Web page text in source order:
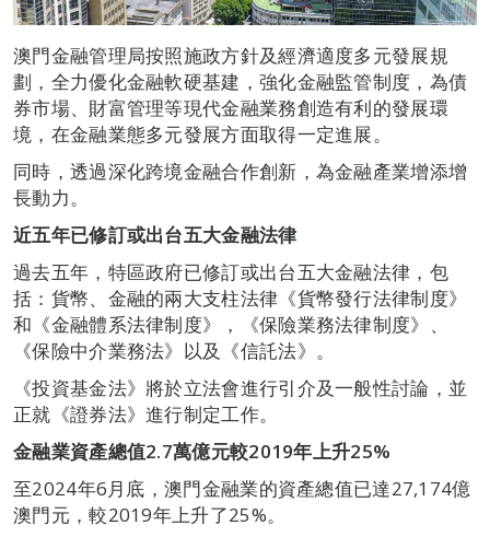
澳門金融管理局按照施政方針及經濟適度多元發展規
劃，全力優化金融軟硬基建，強化金融監管制度，為債
券市場、財富管理等現代金融業務創造有利的發展環
境，在金融業態多元發展方面取得一定進展。
同時，透過深化跨境金融合作創新，為金融產業增添增
長動力。
近五年已修訂或出台五大金融法律
過去五年，特區政府已修訂或出台五大金融法律，包
括：貨幣、金融的兩大支柱法律《貨幣發行法律制度》
和《金融體系法律制度》，《保險業務法律制度》、
《保險中介業務法》以及《信託法》。
《投資基金法》將於立法會進行引介及一般性討論，並
正就《證券法》進行制定工作。
金融業資產總值2.7萬億元較2019年上升25%
至2024年6月底，澳門金融業的資產總值已達27,174億
澳門元，較2019年上升了25%。